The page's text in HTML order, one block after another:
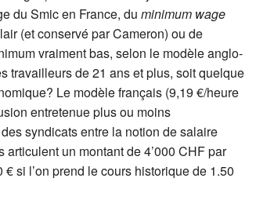
du Smic en France, du minimum wage
(et conservé par Cameron) ou de
vraiment bas, selon le modèle anglo-
travailleurs de 21 ans et plus, soit quelque
Le modèle français (9,19 €/heure
entretenue plus ou moins
syndicats entre la notion de salaire
un montant de 4’000 CHF par
si l’on prend le cours historique de 1.50